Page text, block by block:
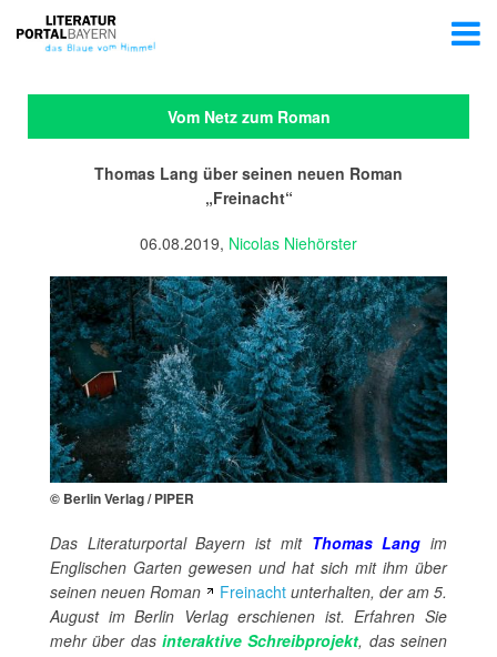
Vom Netz zum Roman
Thomas Lang über seinen neuen Roman
„Freinacht“
06.08.2019, Nicolas Niehörster
© Berlin Verlag / PIPER
Das Literaturportal Bayern ist mit Thomas Lang im
Englischen Garten gewesen und hat sich mit ihm über
seinen neuen Roman
Freinacht unterhalten, der am 5.
August im Berlin Verlag erschienen ist. Erfahren Sie
mehr über das interaktive Schreibprojekt, das seinen